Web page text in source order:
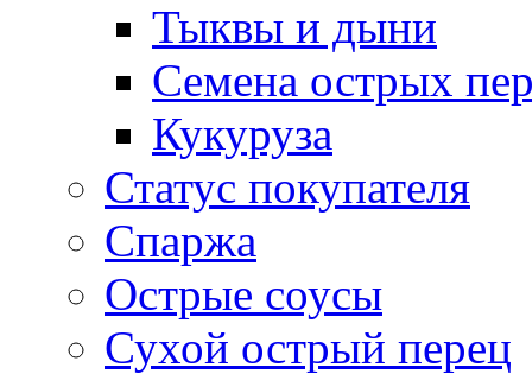
Тыквы и дыни
Семена острых
Кукуруза
Статус покупателя
Спаржа
Острые соусы
Сухой острый перец